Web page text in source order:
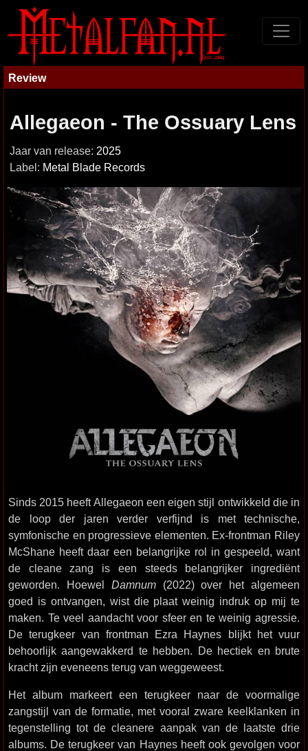
Review
Allegaeon - The Ossuary Lens
Jaar van release: 2025
Label: Metal Blade Records
Sinds 2015 heeft Allegaeon een eigen stijl ontwikkeld die in
de loop der jaren verder verfijnd is met technische,
symfonische en progressieve elementen. Ex-frontman Riley
McShane heeft daar een belangrijke rol in gespeeld, want
de cleane zang is een steeds belangrijker ingrediënt
geworden. Hoewel Damnum(2022) over het algemeen
goed is ontvangen, wist die plaat weinig indruk op mij te
maken. Te veel aandacht voor sfeer en te weinig agressie.
De terugkeer van frontman Ezra Haynes blijkt het vuur
behoorlijk aangewakkerd te hebben. De hectiek en brute
kracht zijn eveneens terug van weggeweest.
Het album markeert een terugkeer naar de voormalige
zangstijl van de formatie, met vooral zware keelklanken in
tegenstelling tot de cleanere aanpak van de laatste drie
albums. De terugkeer van Haynes heeft ook gevolgen voor